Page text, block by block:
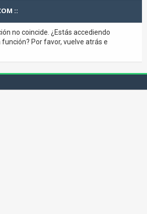
::
no coincide. ¿Estás accediendo
Por favor, vuelve atrás e